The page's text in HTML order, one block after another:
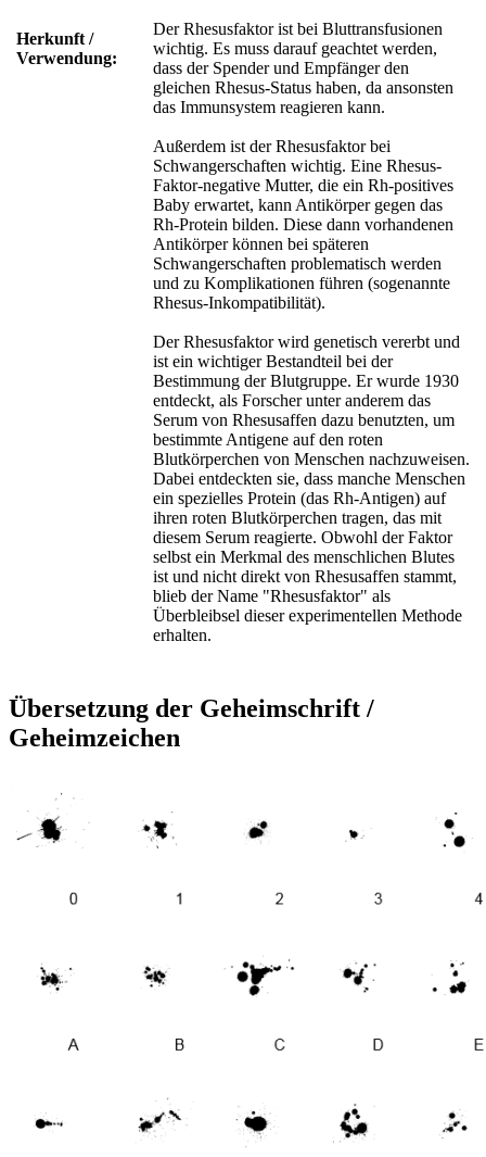
Herkunft /
Verwendung:
Der Rhesusfaktor ist bei Bluttransfusionen
wichtig. Es muss darauf geachtet werden,
dass der Spender und Empfänger den
gleichen Rhesus-Status haben, da ansonsten
das Immunsystem reagieren kann.
Außerdem ist der Rhesusfaktor bei
Schwangerschaften wichtig. Eine Rhesus-
Faktor-negative Mutter, die ein Rh-positives
Baby erwartet, kann Antikörper gegen das
Rh-Protein bilden. Diese dann vorhandenen
Antikörper können bei späteren
Schwangerschaften problematisch werden
und zu Komplikationen führen (sogenannte
Rhesus-Inkompatibilität).
Der Rhesusfaktor wird genetisch vererbt und
ist ein wichtiger Bestandteil bei der
Bestimmung der Blutgruppe. Er wurde 1930
entdeckt, als Forscher unter anderem das
Serum von Rhesusaffen dazu benutzten, um
bestimmte Antigene auf den roten
Blutkörperchen von Menschen nachzuweisen.
Dabei entdeckten sie, dass manche Menschen
ein spezielles Protein (das Rh-Antigen) auf
ihren roten Blutkörperchen tragen, das mit
diesem Serum reagierte. Obwohl der Faktor
selbst ein Merkmal des menschlichen Blutes
ist und nicht direkt von Rhesusaffen stammt,
blieb der Name "Rhesusfaktor" als
Überbleibsel dieser experimentellen Methode
erhalten.
Übersetzung der Geheimschrift /
Geheimzeichen